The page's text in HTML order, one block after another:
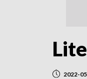
2022-